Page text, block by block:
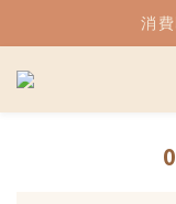
| 熱銷 |
消
| 熱銷 |